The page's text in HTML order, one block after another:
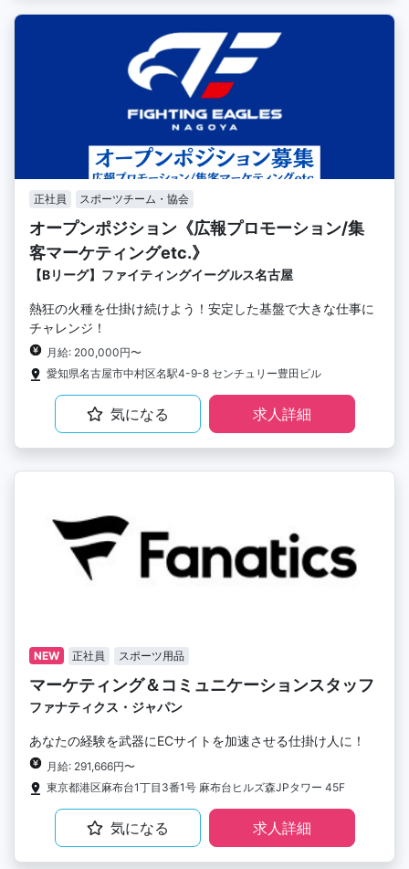
正社員 スポーツチーム・協会
オープンポジション《広報プロモーション/集
客マーケティングetc.》
【Bリーグ】ファイティングイーグルス名古屋
熱狂の火種を仕掛け続けよう！安定した基盤で大きな仕事に
チャレンジ！
月給: 200,000円〜
愛知県名古屋市中村区名駅4-9-8 センチュリー豊田ビル
気になる 求人詳細
NEW 正社員 スポーツ用品
マーケティング＆コミュニケーションスタッフ
ファナティクス・ジャパン
あなたの経験を武器にECサイトを加速させる仕掛け人に！
月給: 291,666円〜
東京都港区麻布台1丁目3番1号 麻布台ヒルズ森JPタワー 45F
気になる 求人詳細